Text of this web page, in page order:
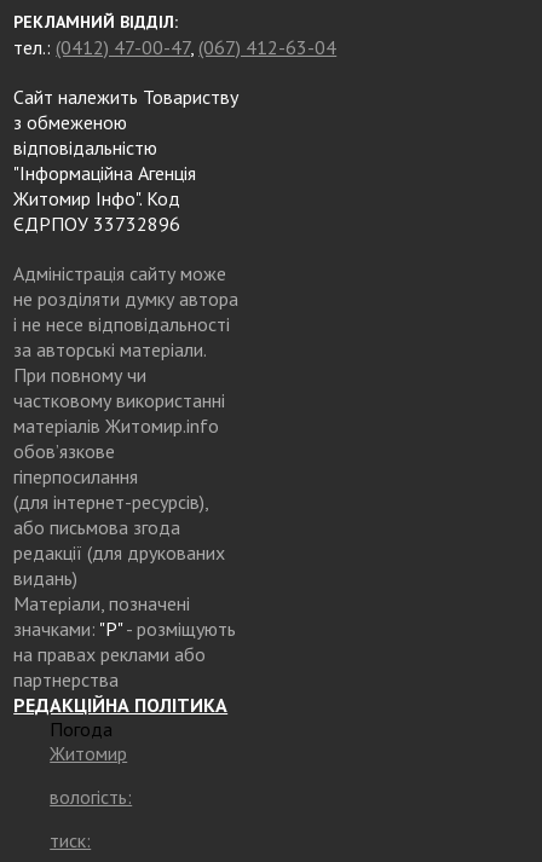
РЕКЛАМНИЙ ВІДДІЛ:
тел.: (0412) 47-00-47, (067) 412-63-04
Сайт належить Товариству
з обмеженою
відповідальністю
"Інформаційна Агенція
Житомир Інфо". Код
ЄДРПОУ 33732896
Адміністрація сайту може
не розділяти думку автора
і не несе відповідальності
за авторські матеріали.
При повному чи
частковому використанні
матеріалів Житомир.info
обов’язкове
гіперпосилання
(для інтернет-ресурсів),
або письмова згода
редакції (для друкованих
видань)
Матеріали, позначені
значками: "Р"- розміщують
на правах реклами або
партнерства
РЕДАКЦІЙНА ПОЛІТИКА
Погода
Житомир
вологість:
тиск: